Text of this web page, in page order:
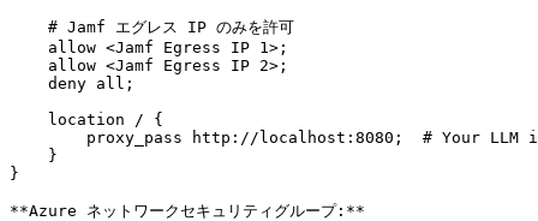
    # Jamf エグレス IP のみを許可
    allow <Jamf Egress IP 1>;
    allow <Jamf Egress IP 2>;
    deny all;
    location / {
proxy_pass http://localhost:8080;  # Your LLM
    }
}
**Azure ネットワークセキュリティグループ:**